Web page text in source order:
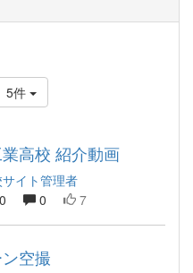
5件
高校 紹介動画
イト管理者
0 7
ン空撮